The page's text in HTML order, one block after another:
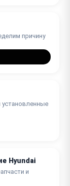
причину
установленные
Hyundai
и